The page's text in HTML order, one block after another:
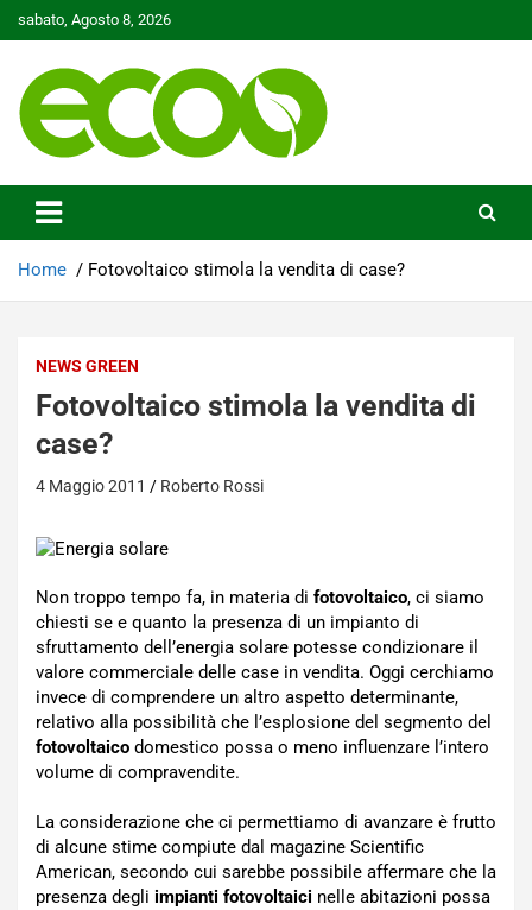
to
sabato, Agosto 8, 2026
Ecoo.it
Home Fotovoltaico stimola la vendita di case?
NEWS GREEN
Fotovoltaico stimola la vendita di
case?
4 Maggio 2011 Roberto Rossi
Non troppo tempo fa, in materia di fotovoltaico, ci siamo
chiesti se e quanto la presenza di un impianto di
sfruttamento dell’energia solare potesse condizionare il
valore commerciale delle case in vendita. Oggi cerchiamo
invece di comprendere un altro aspetto determinante,
relativo alla possibilità che l’esplosione del segmento del
fotovoltaico domestico possa o meno influenzare l’intero
volume di compravendite.
La considerazione che ci permettiamo di avanzare è frutto
di alcune stime compiute dal magazine Scientific
American, secondo cui sarebbe possibile affermare che la
presenza degli impianti fotovoltaici nelle abitazioni possa